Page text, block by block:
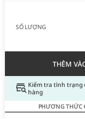
SỐ LƯỢNG
THÊM
Kiểm tra tình trạng
hàng
PHƯƠNG THỨC